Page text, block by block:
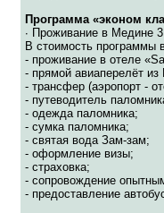
Программа «эконом
∙ Проживание в Медине
В стоимость программы
- проживание в отеле
- прямой авиаперелёт
- трансфер (аэропорт -
- путеводитель
- одежда паломника;
- сумка паломника;
- святая вода Зам-зам;
- оформление визы;
- страховка;
- сопровождение
- предоставление